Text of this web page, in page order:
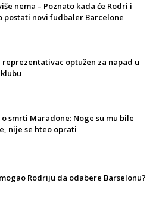
nema – Poznato kada će Rodri i
postati novi fudbaler Barcelone
reprezentativac optužen za napad u
o smrti Maradone: Noge su mu bile
nije se hteo oprati
Rodriju da odabere Barselonu?